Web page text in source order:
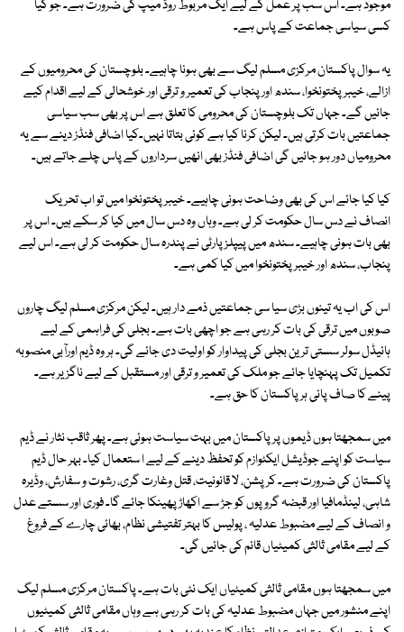
موجود ہے۔ اس سب پر عمل کے لیے ایک مربوط روڈ میپ کی ضرورت ہے۔ جو کیا
کسی سیاسی جماعت کے پاس ہے۔
یہ سوال پاکستان مرکزی مسلم لیگ سے بھی ہونا چاہیے۔ بلوچستان کی محرومیوں کے
ازالے، خیبر پختونخوا، سندھ اور پنجاب کی تعمیر و ترقی اور خوشحالی کے لیے اقدام کیے
جائیں گے۔ جہاں تک بلوچستان کی محرومی کا تعلق ہے اس پر بھی سب سیاسی
جماعتیں بات کرتی ہیں۔ لیکن کرنا کیا ہے کوئی بتاتا نہیں۔کیا اضافی فنڈز دینے سے یہ
محرومیاں دور ہو جائیں گی اضافی فنڈز بھی انھیں سرداروں کے پاس چلے جاتے ہیں۔
کیا کیا جائے اس کی بھی وضاحت ہونی چاہیے۔ خیبر پختونخوا میں تو اب تحریک
انصاف نے دس سال حکومت کر لی ہے۔ وہاں وہ دس سال میں کیا کر سکے ہیں۔ اس پر
بھی بات ہونی چاہیے۔ سندھ میں پیپلزپارٹی نے پندرہ سال حکومت کر لی ہے۔ اس لیے
پنجاب، سندھ اور خیبر پختونخوا میں کیا کمی ہے۔
اس کی اب یہ تینوں بڑی سیا سی جماعتیں ذمے دار ہیں۔ لیکن مرکزی مسلم لیگ چاروں
صوبوں میں ترقی کی بات کر رہی ہے جو اچھی بات ہے۔ بجلی کی فراہمی کے لیے
ہائیڈل سولر سستی ترین بجلی کی پیداوار کو اولیت دی جائے گی۔ ہر وہ ڈیم اورآبی منصوبہ
تکمیل تک پہنچایا جائے جو ملک کی تعمیر و ترقی اور مستقبل کے لیے ناگزیر ہے۔
پینے کا صاف پانی ہر پاکستان کا حق ہے۔
میں سمجھتا ہوں ڈیموں پر پاکستان میں بہت سیاست ہوئی ہے۔ پھر ثاقب نثار نے ڈیم
سیاست کو اپنے جوڈیشل ایکٹوازم کو تحفظ دینے کے لیے ا ستعمال کیا۔ بہر حال ڈیم
پاکستان کی ضرورت ہے۔ کرپشن، لا قانونیت، قتل وغارت گری، رشوت و سفارش، وڈیرہ
شاہی، لینڈمافیا اور قبضہ گروپوں کو جڑ سے اکھاڑ پھینکا جائے گا۔ فوری اور سستے عدل
و انصاف کے لیے مضبوط عدلیہ ، پولیس کا بہتر تفتیشی نظام، بھائی چارے کے فروغ
کے لیے مقامی ثالثی کمیٹیاں قائم کی جائیں گی۔
میں سمجھتا ہوں مقامی ثالثی کمیٹیاں ایک نئی بات ہے۔ پاکستان مرکزی مسلم لیگ
اپنے منشور میں جہاں مضبوط عدلیہ کی بات کر رہی ہے وہاں مقامی ثالثی کمیٹیوں